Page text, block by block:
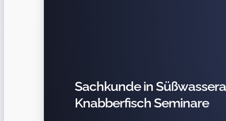
Sachkunde in
Knabberfisch Seminare